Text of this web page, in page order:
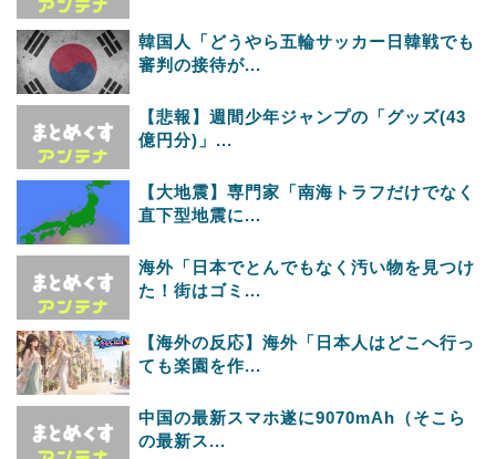
韓国人「どうやら五輪サッカー日韓戦でも
審判の接待が...
【悲報】週間少年ジャンプの「グッズ(43
億円分)」...
【大地震】専門家「南海トラフだけでなく
直下型地震に...
海外「日本でとんでもなく汚い物を見つけ
た！街はゴミ...
【海外の反応】海外「日本人はどこへ行っ
ても楽園を作...
中国の最新スマホ遂に9070mAh（そこら
の最新ス...